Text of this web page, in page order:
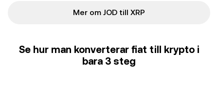
Mer om JOD till XRP
Se hur man konverterar fiat till krypto i
bara 3 steg